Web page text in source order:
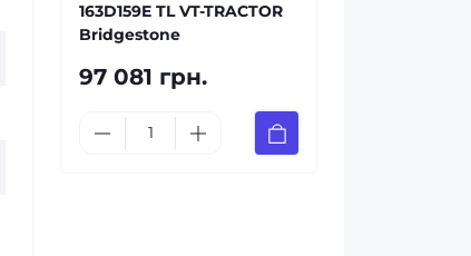
163D159E TL VT-TRACTOR
Bridgestone
97 081 грн.